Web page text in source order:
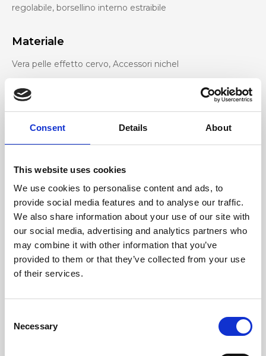
Consent Details About
This website uses cookies
We use cookies to personalise content and ads, to
provide social media features and to analyse our traffic.
We also share information about your use of our site with
our social media, advertising and analytics partners who
may combine it with other information that you’ve
provided to them or that they’ve collected from your use
of their services.
Selection
Necessary
regolabile, borsellino interno estraibile
Materiale
Vera pelle effetto cervo, Accessori nichel
Dimensione